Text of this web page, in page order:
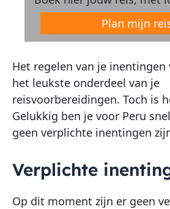
Plan mijn
Het regelen van je inentingen
het leukste onderdeel van je
reisvoorbereidingen. Toch is
Gelukkig ben je voor Peru
geen verplichte inentingen
Verplichte
Op dit moment zijn er geen